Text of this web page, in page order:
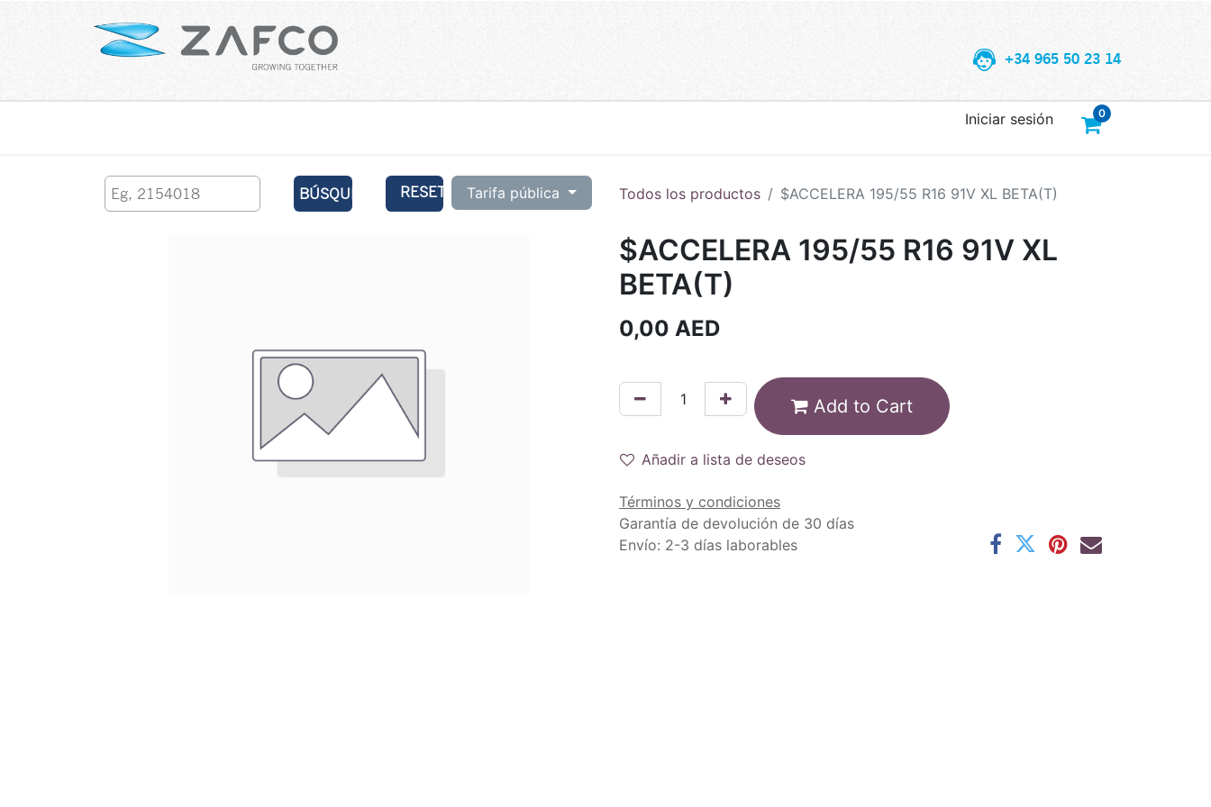
+34 965 50 23 14
0
Iniciar sesión
BÚSQUEDA RESET Tarifa pública Todos los productos $ACCELERA 195/55 R16 91V XL BETA(T)
$ACCELERA 195/55 R16 91V XL
BETA(T)
0,00 AED
Add to Cart
Añadir a lista de deseos
Términos y condiciones
Garantía de devolución de 30 días
Envío: 2-3 días laborables